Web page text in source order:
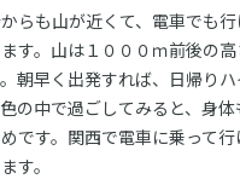
らも山が近くて、電車でも
す。山は１０００ｍ前後の
朝早く出発すれば、日帰り
の中で過ごしてみると、身
です。関西で電車に乗って
す。